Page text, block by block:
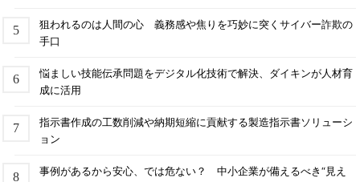
狙われるのは人間の心 義務感や焦りを巧妙に突くサイバー詐欺の
手口
悩ましい技能伝承問題をデジタル化技術で解決、ダイキンが人材育
成に活用
指示書作成の工数削減や納期短縮に貢献する製造指示書ソリューシ
ョン
事例があるから安心、では危ない？ 中小企業が備えるべき“見え